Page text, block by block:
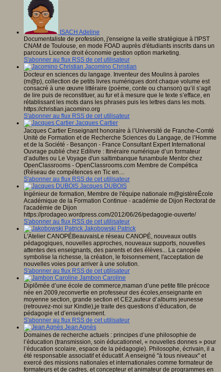
ISACH Adeline
Documentaliste de profession, j'enseigne la veille stratégique à l'IPST
CNAM de Toulouse, en mode FOAD auprès d'étudiants inscrits dans un
parcours Licence droit économie gestion option marketing.
S'abonner au flux RSS de cet utilisateur
Jacomino Christian
Docteur en sciences du langage. Inventeur des Moulins à paroles
(m@p), collection de petits livres numériques dont chaque volume est
consacré à une œuvre littéraire (poème, conte ou chanson) qu’il s’agit
de lire puis de reconstituer, au fur et à mesure que le texte s’efface, en
rétablissant les mots dans les phrases puis les lettres dans les mots.
https://christian.jacomino.org
S'abonner au flux RSS de cet utilisateur
Jacques Cartier
Jacques Cartier Enseignant honoraire à l’Université de Franche-Comté
Unité de Formation et de Recherche Sciences du Langage, de l’Homme
et de la Société - Besançon - France Consultant Expert International
Ouvrage publié chez Edilivre : Itinéraire numérique d’un formateur
d’adultes ou Le Voyage d'un saltimbanque funambule Mentor chez
OpenClassrooms - OpenClassrooms.com Membre de Compética
(Réseau de compétences en Tic en…
S'abonner au flux RSS de cet utilisateur
Jacques DUBOIS
Ingénieur de formation, Membre de l'équipe nationale m@gistèreÉcole
Académique de la Formation Continue - académie de Dijon Rectorat de
l'académie de Dijon
https://prodageo.wordpress.com/2012/06/26/pedagogie-ouverte/
S'abonner au flux RSS de cet utilisateur
Jakobowski Patrick
L'Atelier CANOPÉBeauvaisLe réseau CANOPÉ, nouveaux outils
pédagogiques, nouvelles approches, nouveaux supports, nouvelles
attentes des enseignants, des parents et des élèves... La canopée
symbolise la richesse, la création, le foisonnement, l'acceptation de
nouvelles voies pour arriver à une solution.
S'abonner au flux RSS de cet utilisateur
Jambon Caroline
Diplômée d’une école de commerce,maman d’une petite fille précoce
née en 2009,reconvertie en professeur des écoles,enseignante en
moyenne section, grande section et CE2,auteur d’albums jeunesse
(retrouvez-moi sur Kindle),je traite des questions d’éducation, de
pédagogie et d’enseignement.
S'abonner au flux RSS de cet utilisateur
Jean Agnès
Domaines de recherche actuels : principes d’une philosophie de
l’éducation (transmission, soin éducationnel, « nouvelles donnes » pour
l’éducation scolaire, espace de la pédagogie). Philosophe, écrivain, il a
été responsable associatif et éducatif. A enseigné "à tous niveaux" et
exercé des missions nationales et internationales comme formateur de
formateurs et de cadres, et concepteur et animateur de programmes en